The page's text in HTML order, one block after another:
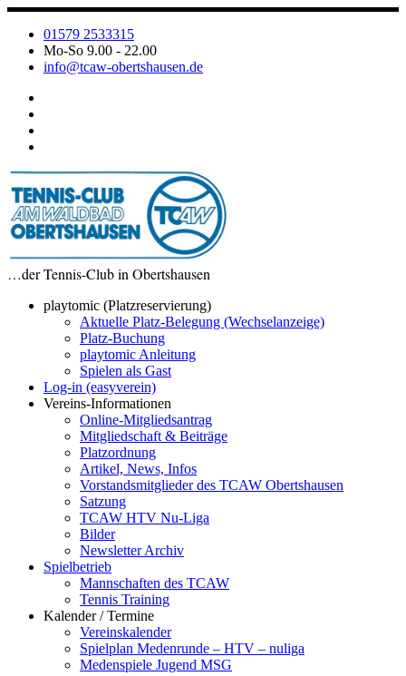
Zum
Inhalt
springen
01579 2533315
Mo-So 9.00 - 22.00
info@tcaw-obertshausen.de
…der Tennis-Club in Obertshausen
playtomic (Platzreservierung)
Aktuelle Platz-Belegung (Wechselanzeige)
Platz-Buchung
playtomic Anleitung
Spielen als Gast
Log-in (easyverein)
Vereins-Informationen
Online-Mitgliedsantrag
Mitgliedschaft & Beiträge
Platzordnung
Artikel, News, Infos
Vorstandsmitglieder des TCAW Obertshausen
Satzung
TCAW HTV Nu-Liga
Bilder
Newsletter Archiv
Spielbetrieb
Mannschaften des TCAW
Tennis Training
Kalender / Termine
Vereinskalender
Spielplan Medenrunde – HTV – nuliga
Medenspiele Jugend MSG